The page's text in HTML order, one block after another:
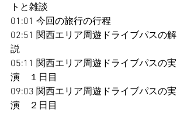
トと雑談
01:01 今回の旅行の行程
02:51 関西エリア周遊ドライブパスの解
説
05:11 関西エリア周遊ドライブパスの実
演　１日目
09:03 関西エリア周遊ドライブパスの実
演　２日目